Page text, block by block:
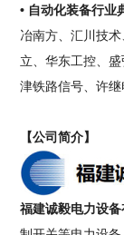
• 自动化装备行业
冶南方、汇川技
立、华东工控、
津铁路信号、许继
【公司简介】
福建诚毅电力设